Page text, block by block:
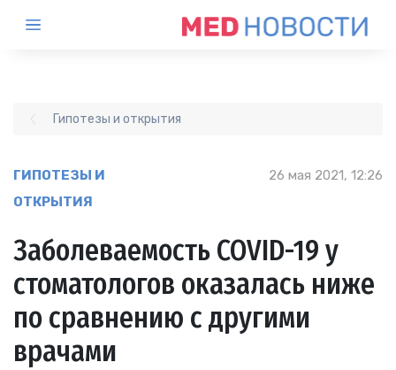
Гипотезы и открытия
ГИПОТЕЗЫ И
ОТКРЫТИЯ
26 мая 2021, 12:26
Заболеваемость COVID-19 у
стоматологов оказалась ниже
по сравнению с другими
врачами